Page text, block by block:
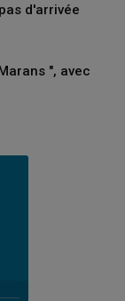
d'arrivée
", avec